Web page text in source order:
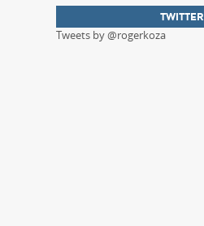
TWITTER
Tweets by @rogerkoza